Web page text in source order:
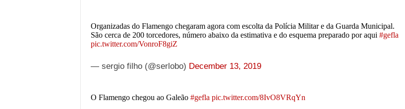
Organizadas do Flamengo chegaram agora com escolta da Polícia Militar e da Guarda Municipal.
São cerca de 200 torcedores, número abaixo da estimativa e do esquema preparado por aqui #gefla
pic.twitter.com/VonroF8giZ
— sergio filho (@serlobo) December 13, 2019
O Flamengo chegou ao Galeão #gefla pic.twitter.com/8IvO8VRqYn